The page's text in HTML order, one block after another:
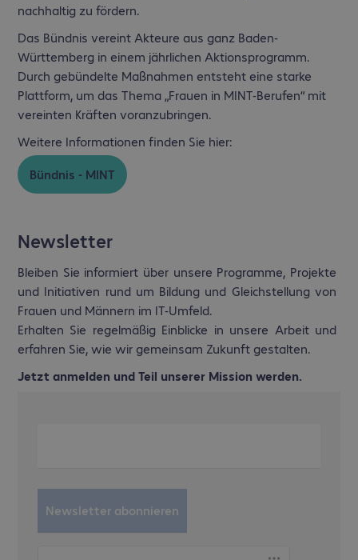
nachhaltig zu fördern.
Das Bündnis vereint Akteure aus ganz Baden-
Württemberg in einem jährlichen Aktionsprogramm.
Durch gebündelte Maßnahmen entsteht eine starke
Plattform, um das Thema „Frauen in MINT-Berufen“ mit
vereinten Kräften voranzubringen.
Weitere Informationen finden Sie hier:
Bündnis - MINT
Newsletter
Bleiben Sie informiert über unsere Programme, Projekte
und Initiativen rund um Bildung und Gleichstellung von
Frauen und Männern im IT-Umfeld.
Erhalten Sie regelmäßig Einblicke in unsere Arbeit und
erfahren Sie, wie wir gemeinsam Zukunft gestalten.
Jetzt anmelden und Teil unserer Mission werden.